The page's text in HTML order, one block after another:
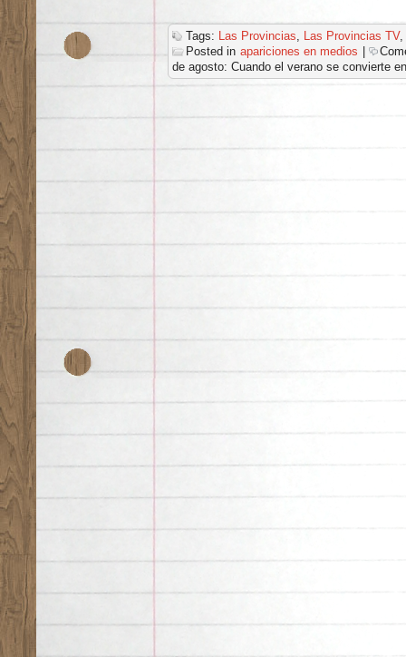
Tags: Las Provincias Las Provincias TV,
Posted in apariciones en medios |
de agosto: Cuando el verano se convierte